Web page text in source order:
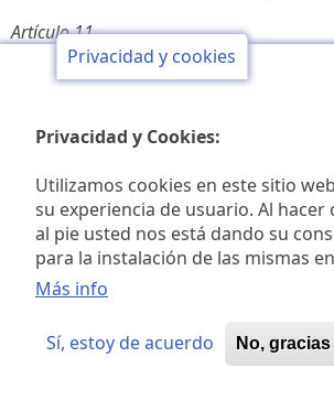
Artículo 11
1. Toda persona acusada de delito tiene
asegurado todas las garantías necesarias
2. Nadie será condenado por actos u
momento de cometerse no fueron
Derecho nacional o internacional.
pena más grave que la aplicable en el
comisión del delito.
Nadie será objeto de injerencias
Privacidad y cookies
Privacidad y Cookies:
Utilizamos cookies en este sitio
su experiencia de usuario. Al hacer
al pie usted nos está dando su
para la instalación de las mismas
Más info
Sí, estoy de acuerdo No, gracias